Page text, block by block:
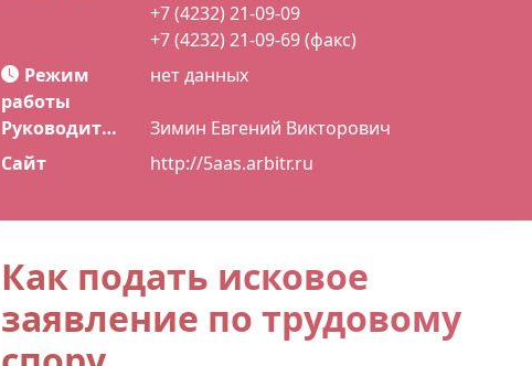
+7 (4232) 21-09-09
+7 (4232) 21-09-69 (факс)
Режим
работы
нет данных
Руководитель
Зимин Евгений Викторович
Сайт
http://5aas.arbitr.ru
Как подать исковое
заявление по трудовому